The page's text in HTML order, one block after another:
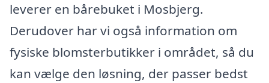
leverer en bårebuket i Mosbjerg.
Derudover har vi også information om
fysiske blomsterbutikker i området, så du
kan vælge den løsning, der passer bedst